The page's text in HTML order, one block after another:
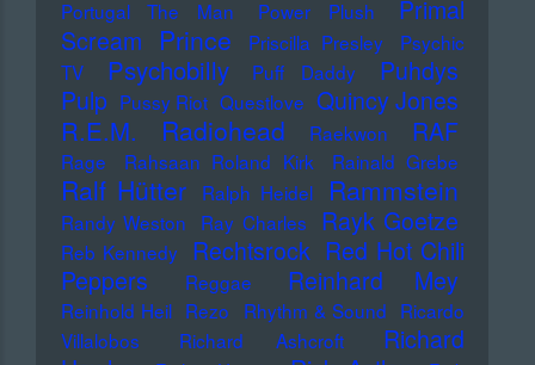
Portugal The Man Power Plush
Primal
Scream
Prince Priscilla Presley
Psychic
TV
Psychobilly Puff Daddy
Puhdys
Pulp Pussy Riot Questlove Quincy Jones
R.E.M. Radiohead Raekwon RAF
Rage Rahsaan Roland Kirk Rainald Grebe
Ralf Hütter Ralph Heidel Rammstein
Randy Weston Ray Charles Rayk Goetze
Reb Kennedy Rechtsrock Red Hot Chili
Peppers
Reggae Reinhard Mey
Reinhold Heil Rezo Rhythm & Sound Ricardo
Villalobos
Richard Ashcroft
Richard